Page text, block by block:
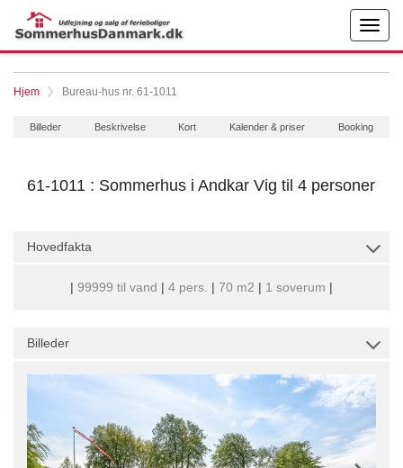
Hjem Bureau-hus nr. 61-1011
Billeder Beskrivelse Kort Kalender & priser Booking
61-1011 : Sommerhus i Andkar Vig til 4 personer
Hovedfakta
| 99999 til vand | 4 pers. | 70 m2 | 1 soverum |
Billeder